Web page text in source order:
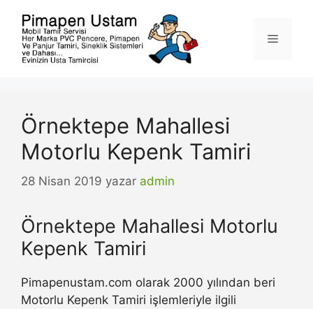
Menü
Örnektepe Mahallesi
Motorlu Kepenk Tamiri
28 Nisan 2019 yazar admin
Örnektepe Mahallesi Motorlu
Kepenk Tamiri
Pimapenustam.com olarak 2000 yılından beri
Motorlu Kepenk Tamiri işlemleriyle ilgili